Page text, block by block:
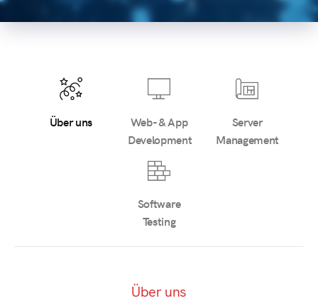
Über uns
Web- & App
Development
Server
Management
Software
Testing
Überuns